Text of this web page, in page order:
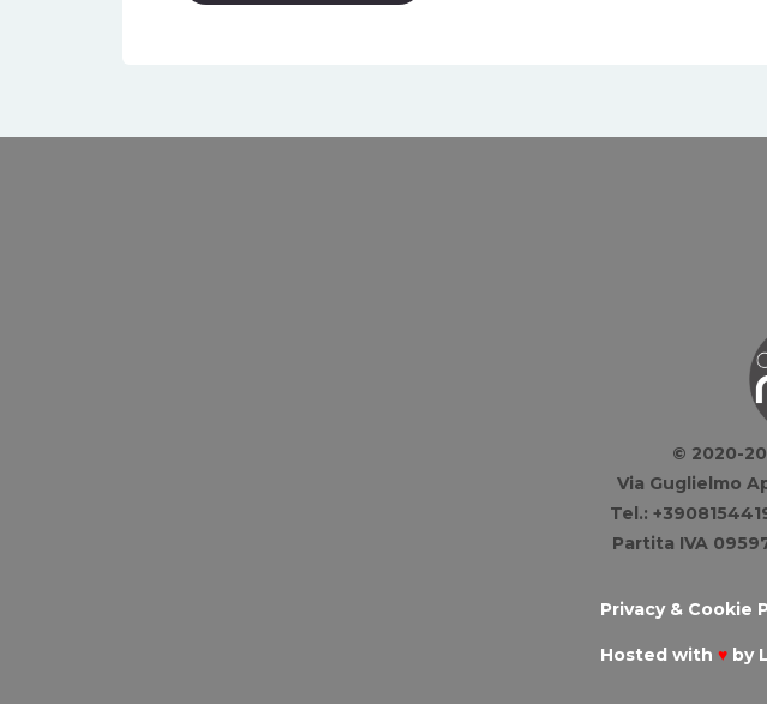
© 2020-
Via Guglielmo
Tel.:
Partita IVA
Privacy & Cookie
Hosted with ♥by